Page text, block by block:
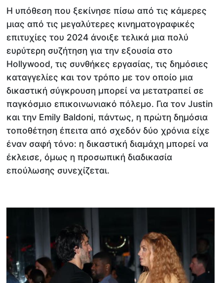
Η υπόθεση που ξεκίνησε πίσω από τις κάμερες
μιας από τις μεγαλύτερες κινηματογραφικές
επιτυχίες του 2024 άνοιξε τελικά μια πολύ
ευρύτερη συζήτηση για την εξουσία στο
Hollywood, τις συνθήκες εργασίας, τις δημόσιες
καταγγελίες και τον τρόπο με τον οποίο μια
δικαστική σύγκρουση μπορεί να μετατραπεί σε
παγκόσμιο επικοινωνιακό πόλεμο. Για τον Justin
και την Emily Baldoni, πάντως, η πρώτη δημόσια
τοποθέτηση έπειτα από σχεδόν δύο χρόνια είχε
έναν σαφή τόνο: η δικαστική διαμάχη μπορεί να
έκλεισε, όμως η προσωπική διαδικασία
επούλωσης συνεχίζεται.